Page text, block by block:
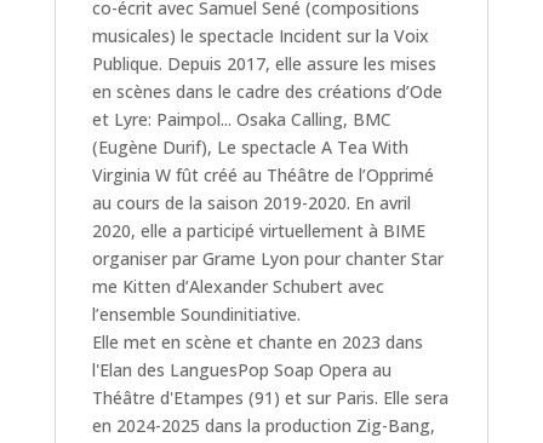
co-écrit avec Samuel Sené (compositions
musicales) le spectacle Incident sur la Voix
Publique. Depuis 2017, elle assure les mises
en scènes dans le cadre des créations d’Ode
et Lyre: Paimpol... Osaka Calling, BMC
(Eugène Durif), Le spectacle A Tea With
Virginia W fût créé au Théâtre de l’Opprimé
au cours de la saison 2019-2020. En avril
2020, elle a participé virtuellement à BIME
organiser par Grame Lyon pour chanter Star
me Kitten d’Alexander Schubert avec
l’ensemble Soundinitiative.
Elle met en scène et chante en 2023 dans
l'Elan des LanguesPop Soap Opera au
Théâtre d'Etampes (91) et sur Paris. Elle sera
en 2024-2025 dans la production Zig-Bang,